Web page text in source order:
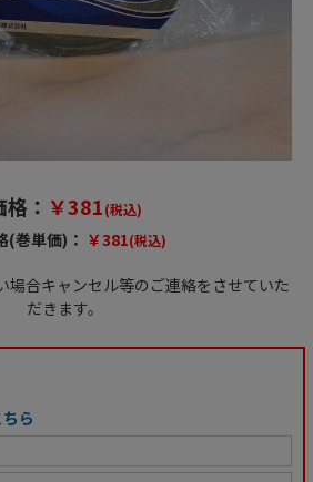
格： ￥381(税込)
(巻単価)： ￥381(税込)
合キャンセル等のご連絡をさせていた
だきます。
ら